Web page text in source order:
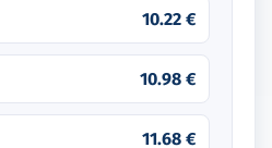
10.22 €
10.98 €
11.68 €